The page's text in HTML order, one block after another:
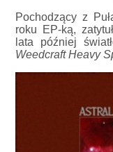
Pochodzący z
roku EP-ką,
lata później
Weedcraft Heavy